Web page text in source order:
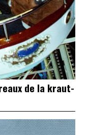
de la kraut-